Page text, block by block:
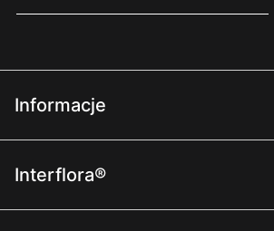
Informacje
Interflora®